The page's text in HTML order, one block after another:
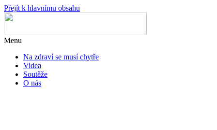
Přejít k hlavnímu obsahu
Menu
Na zdraví se musí chytře
Videa
Soutěže
O nás